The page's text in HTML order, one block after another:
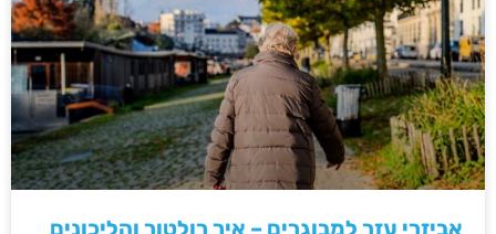
אביזרי עזר למבוגרים – איך רולטור והליכונים